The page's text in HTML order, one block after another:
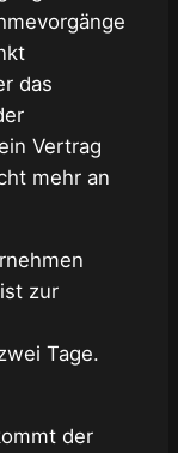
das
Vertrag
mehr an
zur
Tage.
der